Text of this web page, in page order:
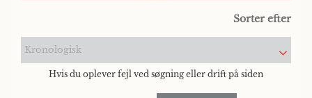
Sorter efter
Kronologisk
Hvis du oplever fejl ved søgning eller drift på siden